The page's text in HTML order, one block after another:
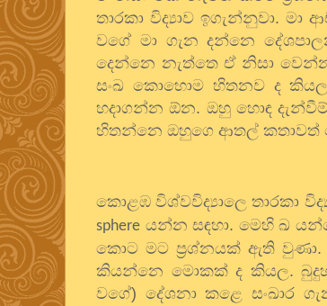
තාරකා විද්‍යාව ඉගැන්නුවා.
වගේ මා ගැන දන්නෙ
දෙන්නෙ නැත්තෙ ඒ නිසා
සංඛ කොහොම හිතනව ද
හදාගන්න ඕන. ඔහු හොඳ
හිතන්නෙ ඔහුගෙ ආතල් කතාවත්
කොළඹ විශ්වවිද්‍යාලෙ තාරකා
sphere යන්න සඳහා. මෙහි ඛ
කොට මට ප්‍රශ්නයක් ඇති
කියන්නෙ මොකක් ද කියල.
වගේ) දේශනා කළෙ සංඛාර